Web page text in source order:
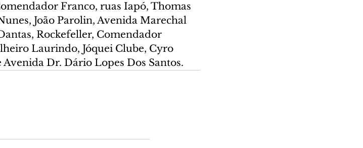
Franco, ruas Iapó, Thomas
João Parolin, Avenida Marechal
Rockefeller, Comendador
Laurindo, Jóquei Clube, Cyro
Dr. Dário Lopes Dos Santos.